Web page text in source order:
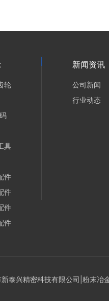
轮
具
件
件
件
件
新闻资讯
公司新闻
行业动态
泰兴精密科技有限公司|粉末冶